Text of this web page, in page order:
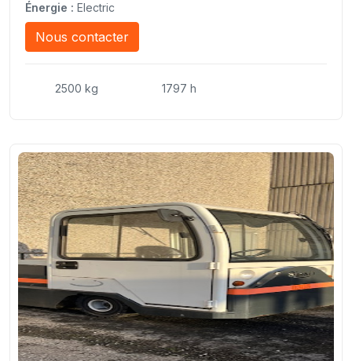
Énergie : Electric
Nous contacter
2500 kg 1797 h